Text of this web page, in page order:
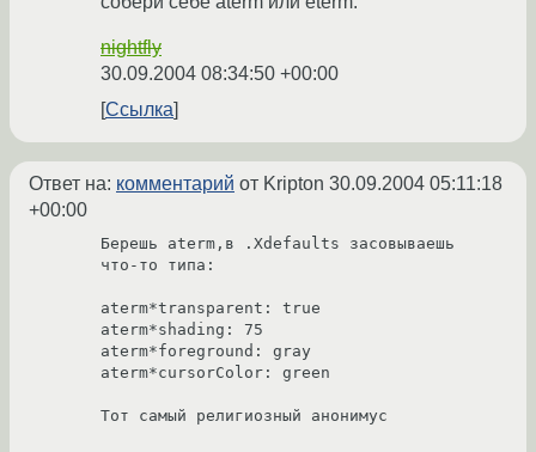
nightfly
30.09.2004 08:34:50 +00:00
Ссылка
Ответ на: комментарий от Kripton 30.09.2004 05:11:18
+00:00
Берешь aterm,в .Xdefaults засовываешь
что-то типа:
aterm*transparent: true
aterm*shading: 75
aterm*foreground: gray
aterm*cursorColor: green
Тот самый религиозный анонимус